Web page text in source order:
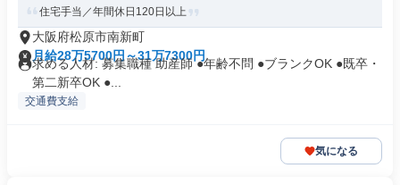
住宅手当／年間休日120日以上
大阪府松原市南新町
月給28万5700円～31万7300円
求める人材: 募集職種 助産師 ●年齢不問 ●ブランクOK ●既卒・
第二新卒OK ●...
交通費支給
気になる